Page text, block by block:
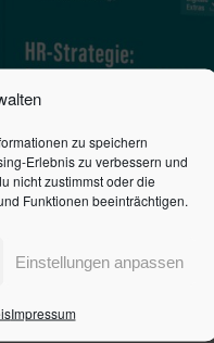
zu speichern
Erlebnis zu verbessern und
nicht zustimmst oder die
Funktionen beeinträchtigen.
Einstellungen anpassen
Impressum